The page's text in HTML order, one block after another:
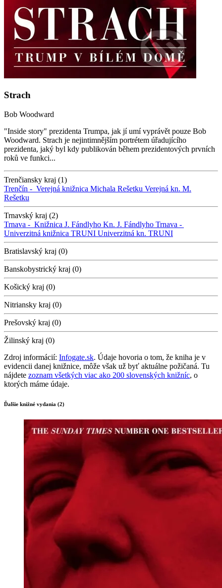
Strach
Bob Woodward
"Inside story" prezidenta Trumpa, jak jí umí vyprávět pouze Bob
Woodward. Strach je nejintimnějším portrétem úřadujícího
prezidenta, jaký byl kdy publikován během prezidentových prvních
roků ve funkci...
Trenčiansky kraj (1)
Trenčín - Verejná knižnica Michala Rešetku Verejná kn. M.
Rešetku
Trnavský kraj (2)
Trnava - Knižnica J. Fándlyho Kn. J. Fándlyho Trnava -
Univerzitná knižnica TRUNI Univerzitná kn. TRUNI
Bratislavský kraj (0)
Banskobystrický kraj (0)
Košický kraj (0)
Nitriansky kraj (0)
Prešovský kraj (0)
Žilinský kraj (0)
Zdroj informácií: Infogate.sk. Údaje hovoria o tom, že kniha je v
evidencii danej knižnice, môže však už byť aktuálne požičaná. Tu
nájdete zoznam všetkých viac ako 200 slovenských knižníc, o
ktorých máme údaje.
Ďalšie knižné vydania (2)